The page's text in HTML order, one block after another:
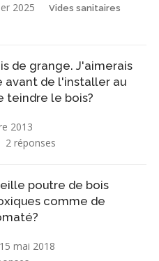
2025 Vides sanitaires
de grange. J'aimerais
avant de l'installer au
teindre le bois?
2013
2 réponses
poutre de bois
comme de
15 mai 2018